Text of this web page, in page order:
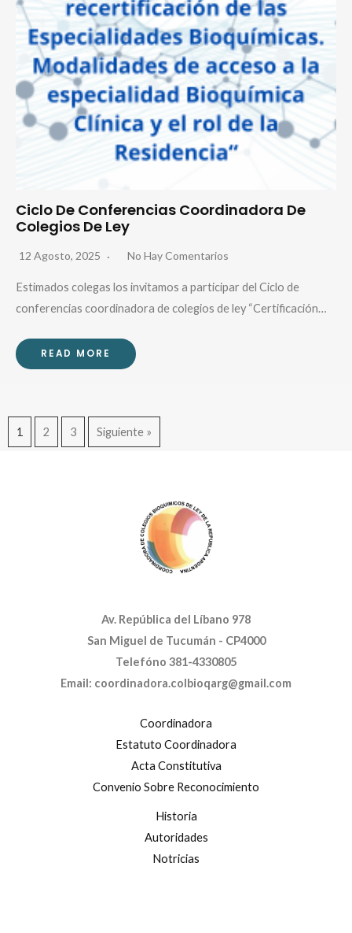
Ciclo De Conferencias Coordinadora De
Colegios De Ley
12 Agosto, 2025 No Hay Comentarios
Estimados colegas los invitamos a participar del Ciclo de
conferencias coordinadora de colegios de ley “Certificación…
READ MORE
1 2 3 Siguiente »
Av. República del Líbano 978
San Miguel de Tucumán - CP4000
Telefóno 381-4330805
Email: coordinadora.colbioqarg@gmail.com
Coordinadora
Estatuto Coordinadora
Acta Constitutiva
Convenio Sobre Reconocimiento
Historia
Autoridades
Notricias